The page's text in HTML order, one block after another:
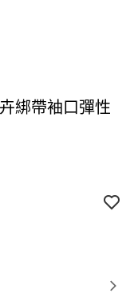
綁帶袖口彈性